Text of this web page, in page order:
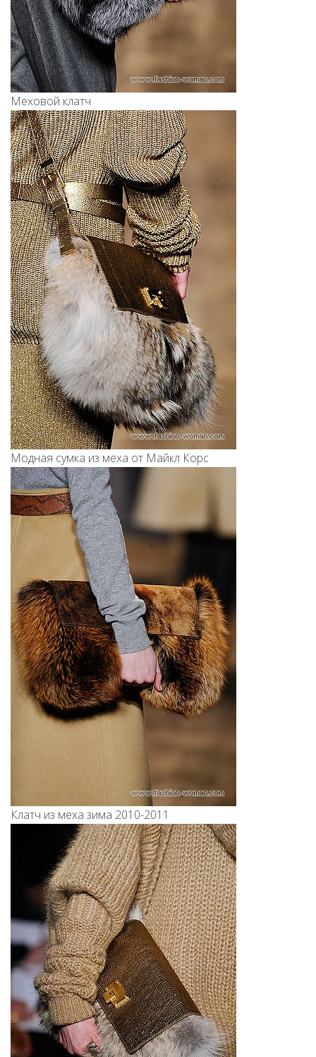
Меховой клатч
Модная сумка из меха от Майкл Корс
Клатч из меха зима 2010-2011